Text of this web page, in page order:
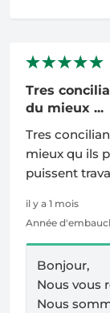
Tres
du mieux ...
Tres
mieux qu ils
puissent
il y a 1 mois
Année
Bonjour,
Nous vous
Nous